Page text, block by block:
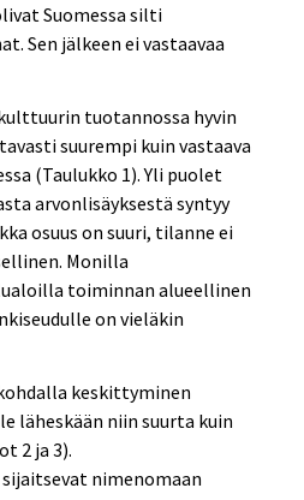
Suomessa silti
Sen jälkeen ei vastaavaa
tuotannossa hyvin
suurempi kuin vastaava
(Taulukko 1). Yli puolet
arvonlisäyksestä syntyy
osuus on suuri, tilanne ei
Monilla
toiminnan alueellinen
on vieläkin
keskittyminen
läheskään niin suurta kuin
2 ja 3).
nimenomaan